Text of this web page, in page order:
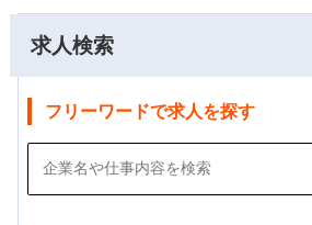
求人検索
フリーワードで求人を探す